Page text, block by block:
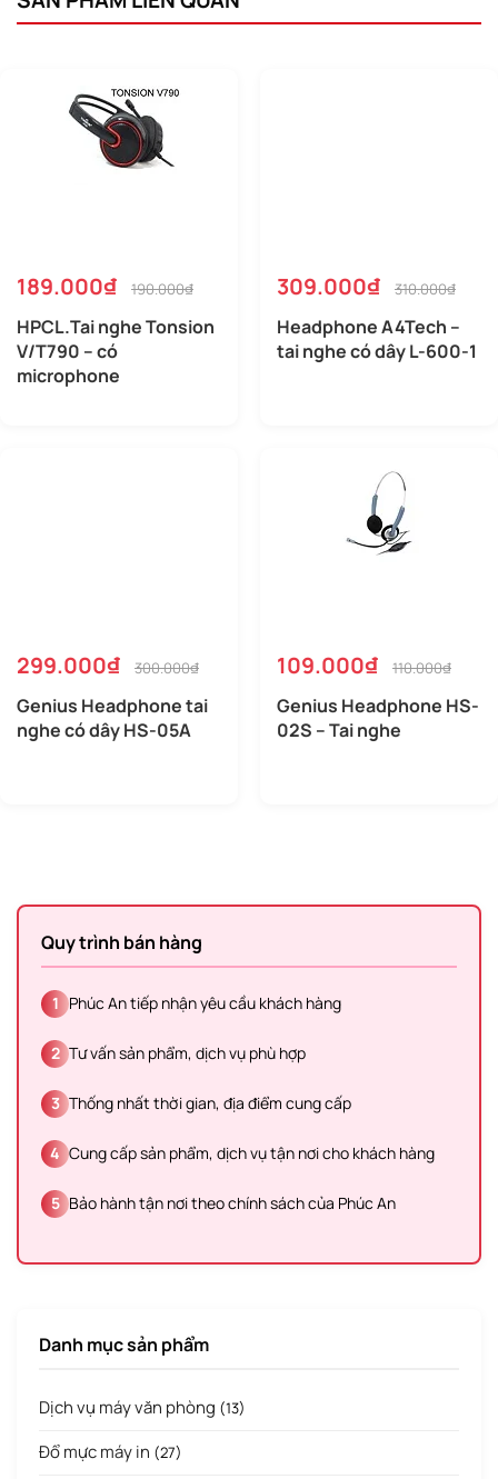
189.000₫ 190.000₫
HPCL.Tai nghe Tonsion
V/T790 – có
microphone
309.000₫ 310.000₫
Headphone A4Tech –
tai nghe có dây L-600-1
299.000₫ 300.000₫
Genius Headphone tai
nghe có dây HS-05A
109.000₫ 110.000₫
Genius Headphone HS-
02S – Tai nghe
Quy trình bán hàng
1 Phúc An tiếp nhận yêu cầu khách hàng
2 Tư vấn sản phẩm, dịch vụ phù hợp
3 Thống nhất thời gian, địa điểm cung cấp
4 Cung cấp sản phẩm, dịch vụ tận nơi cho khách hàng
5 Bảo hành tận nơi theo chính sách của Phúc An
Danh mục sản phẩm
Dịch vụ máy văn phòng (13)
Đổ mực máy in (27)